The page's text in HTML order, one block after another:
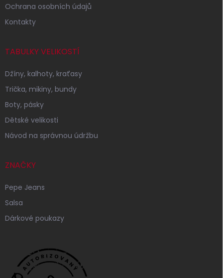
Ochrana osobních údajů
Kontakty
TABULKY VELIKOSTÍ
Džíny, kalhoty, kraťasy
Trička, mikiny, bundy
Boty, pásky
Dětské velikosti
Návod na správnou údržbu
ZNAČKY
Pepe Jeans
Salsa
Dárkové poukazy